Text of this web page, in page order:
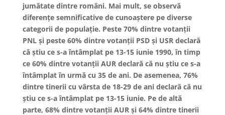
jumătate dintre români. Mai mult, se observă
diferențe semnificative de cunoaștere pe diverse
categorii de populație. Peste 70% dintre votanții
PNL și peste 60% dintre votanții PSD și USR declară
că știu ce s-a întâmplat pe 13-15 iunie 1990, în timp
ce 60% dintre votanții AUR declară că nu știu ce s-a
întâmplat în urmă cu 35 de ani. De asemenea, 76%
dintre tinerii cu vârsta de 18-29 de ani declară că nu
știu ce s-a întâmplat pe 13-15 iunie. Pe de altă
parte, 68% dintre votanții AUR și 64% dintre tinerii